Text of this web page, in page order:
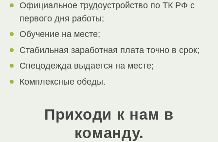
Официальное трудоустройство по ТК РФ с
первого дня работы;
Обучение на месте;
Стабильная заработная плата точно в срок;
Спецодежда выдается на месте;
Комплексные обеды.
Приходи к нам в
команду.